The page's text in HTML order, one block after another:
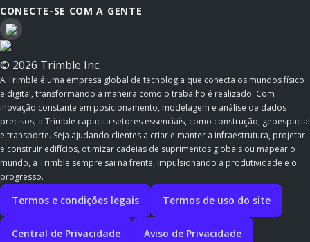
CONECTE-SE COM A GENTE
© 2026 Trimble Inc.
A Trimble é uma empresa global de tecnologia que conecta os mundos físico
e digital, transformando a maneira como o trabalho é realizado. Com
inovação constante em posicionamento, modelagem e análise de dados
precisos, a Trimble capacita setores essenciais, como construção, geoespacial
e transporte. Seja ajudando clientes a criar e manter a infraestrutura, projetar
e construir edifícios, otimizar cadeias de suprimentos globais ou mapear o
mundo, a Trimble sempre sai na frente, impulsionando a produtividade e o
progresso.
Termos e condições legais Termos de uso do site
Central de Privacidade Aviso de Privacidade